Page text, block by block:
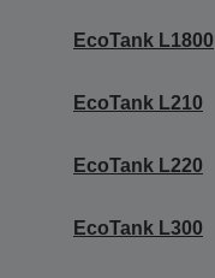
EcoTank L1800
EcoTank L210
EcoTank L220
EcoTank L300